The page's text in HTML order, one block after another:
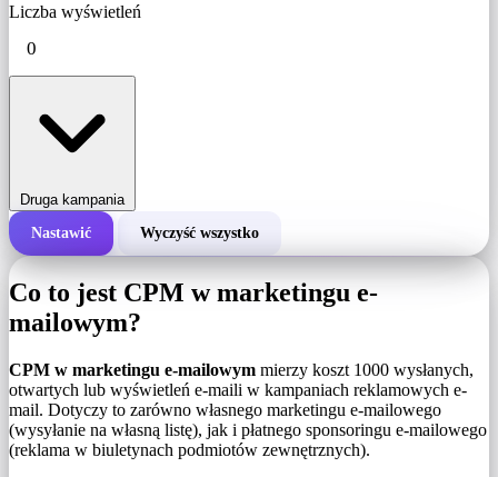
Liczba wyświetleń
Druga kampania
Całkowity koszt kampanii
Koszt za 1000 wyświetleń (CPM)
Liczba wyświetleń
Nastawić Wyczyść wszystko
Co to jest CPM w marketingu e-
mailowym?
CPM w marketingu e-mailowym mierzy koszt 1000 wysłanych,
otwartych lub wyświetleń e-maili w kampaniach reklamowych e-
mail. Dotyczy to zarówno własnego marketingu e-mailowego
(wysyłanie na własną listę), jak i płatnego sponsoringu e-mailowego
(reklama w biuletynach podmiotów zewnętrznych).